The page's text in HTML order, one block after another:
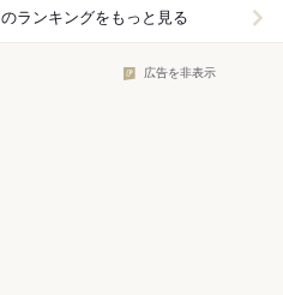
のランキングをもっと見る
広告を非表示